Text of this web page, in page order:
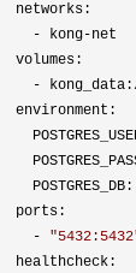
networks:
- kong-net
volumes:
-
environment:
ports:
- "5432:5432
healthcheck: